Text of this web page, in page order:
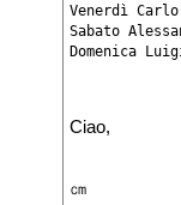
Venerdì
Sabato
Ciao,
㎝